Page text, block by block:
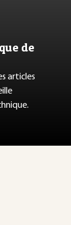
de
articles